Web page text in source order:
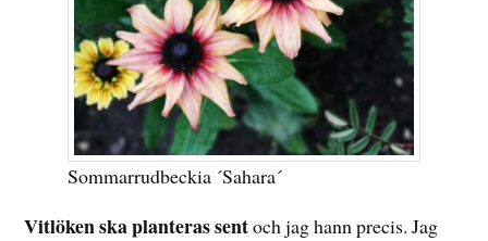
Sommarrudbeckia ´Sahara´
Vitlöken ska planteras sentoch jag hann precis. Jag